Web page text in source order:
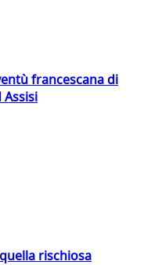
francescana di
rischiosa